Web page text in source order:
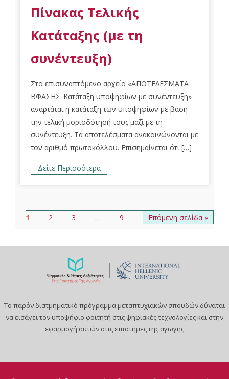
Πίνακας Τελικής
Κατάταξης (με τη
συνέντευξη)
Στο επισυναπτόμενο αρχείο «ΑΠΟΤΕΛΕΣΜΑΤΑ
Β΄ΦΑΣΗΣ_Κατάταξη υποψηφίων με συνέντευξη»
αναρτάται η κατάταξη των υποψηφίων με βάση
την τελική μοριοδότησή τους μαζί με τη
συνέντευξη. Τα αποτελέσματα ανακοινώνονται με
τον αριθμό πρωτοκόλλου. Επισημαίνεται ότι […]
Δείτε Περισσότερα
1 2 3 … 9 Επόμενη σελίδα »
Το παρόν διατμηματικό πρόγραμμα μεταπτυχιακών σπουδών δύναται
να εισάγει τον υποψήφιο φοιτητή στις ψηφιακές τεχνολογίες και στην
εφαρμογή αυτών στις επιστήμες της αγωγής